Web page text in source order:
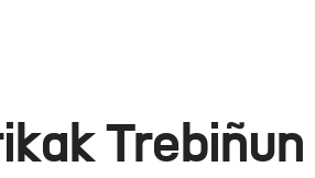
Trebiñun